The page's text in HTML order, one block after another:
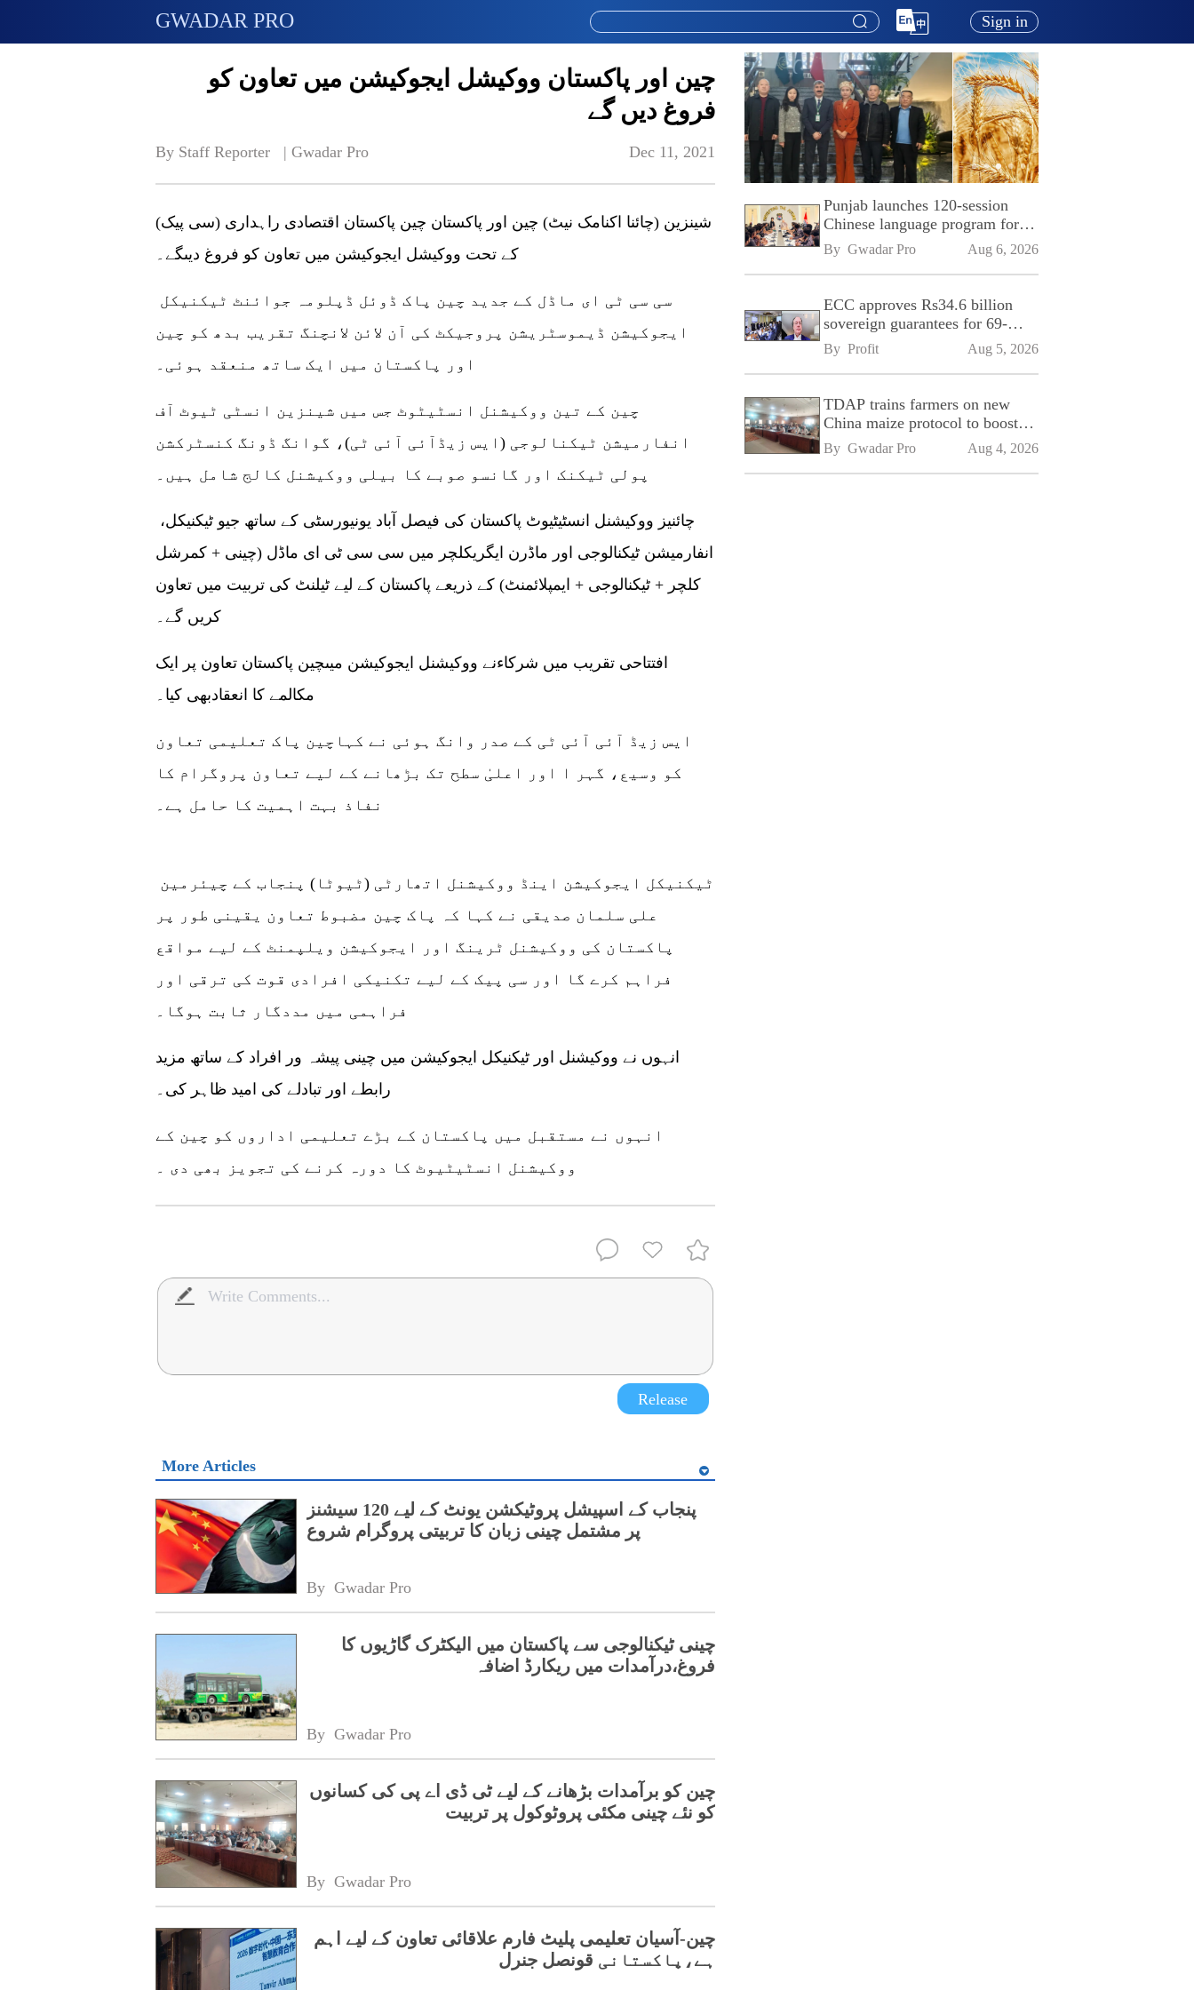
GWADAR PRO Sign in
چین اور پاکستان ووکیشل ایجوکیشن میں تعاون کو
فروغ دیں گے
By Staff Reporter   | Gwadar Pro Dec 11, 2021
شینزین (چائنا اکنامک نیٹ) چین اور پاکستان چین پاکستان اقتصادی راہداری (سی پیک)
کے تحت ووکیشل ایجوکیشن میں تعاون کو فروغ دیںگے۔
ایجوکیشن ڈیموسٹریشن پروجیکٹ کی آن لائن لانچنگ تقریب بدھ کو چین
اور پاکستان میں ایک ساتھ منعقد ہوئی۔
چین کے تین ووکیشنل انسٹیٹوٹ جس میں شینزین انسٹی ٹیوٹ آف
انفارمیشن ٹیکنالوجی (ایس زیڈآئی آئی ٹی)، گوانگ ڈونگ کنسٹرکشن
پولی ٹیکنک اور گانسو صوبے کا بیلی ووکیشنل کالج شامل ہیں۔
انفارمیشن ٹیکنالوجی اور ماڈرن ایگریکلچر میں سی سی ٹی ای ماڈل (چینی + کمرشل
کلچر + ٹیکنالوجی + ایمپلائمنٹ) کے ذریعے پاکستان کے لیے ٹیلنٹ کی تربیت میں تعاون
کریں گے۔
افتتاحی تقریب میں شرکاءنے ووکیشنل ایجوکیشن میںچین پاکستان تعاون پر ایک
مکالمے کا انعقادبھی کیا۔
ایس زیڈ آئی آئی ٹی کے صدر وانگ ہوئی نے کہاچین پاک تعلیمی تعاون
کو وسیع، گہر ا اور اعلیٰ سطح تک بڑھانے کے لیے تعاون پروگرام کا
نفاذ بہت اہمیت کا حامل ہے۔
علی سلمان صدیقی نے کہا کہ پاک چین مضبوط تعاون یقینی طور پر
پاکستان کی ووکیشنل ٹرینگ اور ایجوکیشن ویلپمنٹ کے لیے مواقع
فراہم کرے گا اور سی پیک کے لیے تکنیکی افرادی قوت کی ترقی اور
انہوں نے ووکیشنل اور ٹیکنیکل ایجوکیشن میں چینی پیشہ ور افراد کے ساتھ مزید
رابطے اور تبادلے کی امید ظاہر کی۔
انہوں نے مستقبل میں پاکستان کے بڑے تعلیمی اداروں کو چین کے
ووکیشنل انسٹیٹیوٹ کا دورہ کرنے کی تجویز بھی دی ۔
Release
More Articles
پنجاب کے اسپیشل پروٹیکشن یونٹ کے لیے 120 سیشنز
پر مشتمل چینی زبان کا تربیتی پروگرام شروع
By Gwadar Pro
چینی ٹیکنالوجی سے پاکستان میں الیکٹرک گاڑیوں کا
فروغ،درآمدات میں ریکارڈ اضافہ
By Gwadar Pro
چین کو برآمدات بڑھانے کے لیے ٹی ڈی اے پی کی کسانوں
کو نئے چینی مکئی پروٹوکول پر تربیت
By Gwadar Pro
چین-آسیان تعلیمی پلیٹ فارم علاقائی تعاون کے لیے اہم
ہے،پاکستانی قونصل جنرل
Punjab launches 120-session
Chinese language program for
SPU
By Gwadar Pro Aug 6, 2026
ECC approves Rs34.6 billion
sovereign guarantees for 69-
kilometre Sialkot-Kharian
Motorway
By Profit Aug 5, 2026
TDAP trains farmers on new
China maize protocol to boost
exports
By Gwadar Pro Aug 4, 2026